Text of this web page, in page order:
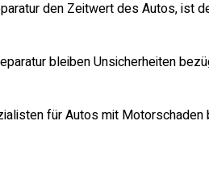
den Zeitwert des Autos, ist
bleiben Unsicherheiten
für Autos mit